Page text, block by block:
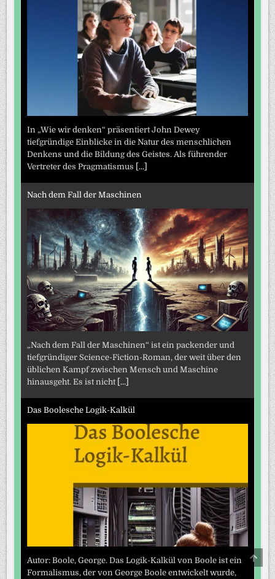
In „Wie wir denken“ präsentiert John Dewey
tiefgründige Einblicke in die Natur des menschlichen
Denkens und die Bildung des Geistes. Als führender
Vertreter des Pragmatismus
[...]
Nach dem Fall der Maschinen
„Nach dem Fall der Maschinen“ ist ein packender und
tiefgründiger Science-Fiction-Roman, der weit über den
üblichen Kampf zwischen Mensch und Maschine
hinausgeht. Es ist nicht [...]
Das Boolesche Logik-Kalkül
Autor: Boole, George. Das Logik-Kalkül von Boole ist ein
Formalismus, der von George Boole entwickelt wurde,
TO
TOP